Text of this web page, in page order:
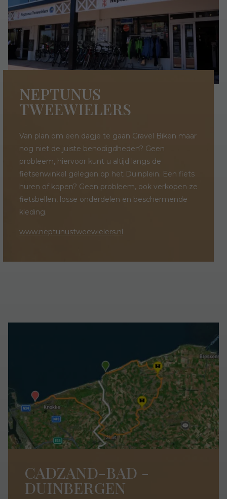
NEPTUNUS
TWEEWIELERS
Van plan om een dagje te gaan Gravel Biken maar
nog niet de juiste benodigdheden? Geen
probleem, hiervoor kunt u altijd langs de
fietsenwinkel gelegen op het Duinplein. Een fiets
huren of kopen? Geen probleem, ook verkopen ze
fietsbellen, losse onderdelen en beschermende
kleding.
www.neptunustweewielers.nl
CADZAND-BAD -
DUINBERGEN